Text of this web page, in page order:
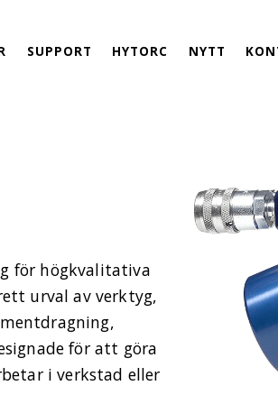
SUPPORT HYTORC NYTT
för högkvalitativa
urval av verktyg,
för att göra
i verkstad eller